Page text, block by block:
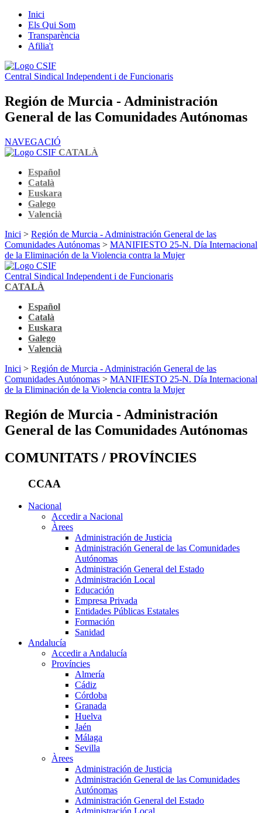
Inici
Els Qui Som
Transparència
Afilia't
Central Sindical Independent i de Funcionaris
Región de Murcia - Administración
General de las Comunidades Autónomas
NAVEGACIÓ
CATALÀ
Español
Català
Euskara
Galego
Valencià
Inici > Región de Murcia - Administración General de las
Comunidades Autónomas > MANIFIESTO 25-N. Día Internacional
de la Eliminación de la Violencia contra la Mujer
Central Sindical Independent i de Funcionaris
CATALÀ
Español
Català
Euskara
Galego
Valencià
Inici > Región de Murcia - Administración General de las
Comunidades Autónomas > MANIFIESTO 25-N. Día Internacional
de la Eliminación de la Violencia contra la Mujer
Región de Murcia - Administración
General de las Comunidades Autónomas
COMUNITATS / PROVÍNCIES
CCAA
Nacional
Accedir a Nacional
Àrees
Administración de Justicia
Administración General de las Comunidades
Autónomas
Administración General del Estado
Administración Local
Educación
Empresa Privada
Entidades Públicas Estatales
Formación
Sanidad
Andalucía
Accedir a Andalucía
Províncies
Almería
Cádiz
Córdoba
Granada
Huelva
Jaén
Málaga
Sevilla
Àrees
Administración de Justicia
Administración General de las Comunidades
Autónomas
Administración General del Estado